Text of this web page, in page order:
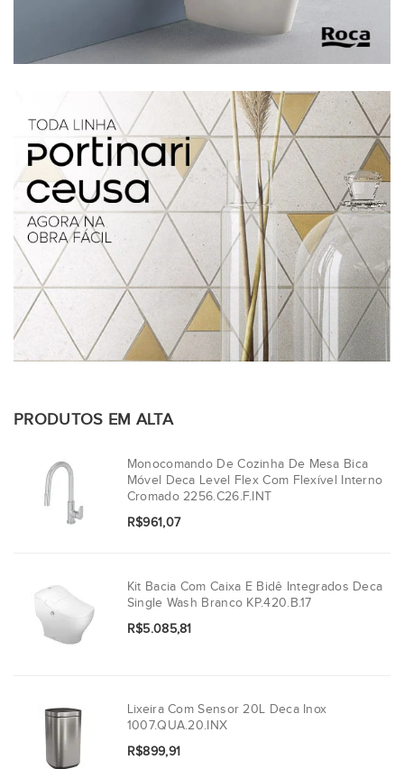
PRODUTOS EM ALTA
Monocomando De Cozinha De Mesa Bica
Móvel Deca Level Flex Com Flexível Interno
Cromado 2256.C26.F.INT
R$961,07
Kit Bacia Com Caixa E Bidê Integrados Deca
Single Wash Branco KP.420.B.17
R$5.085,81
Lixeira Com Sensor 20L Deca Inox
1007.QUA.20.INX
R$899,91